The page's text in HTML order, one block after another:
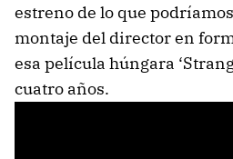
estreno de lo que
montaje del director en
esa película húngara
cuatro años.